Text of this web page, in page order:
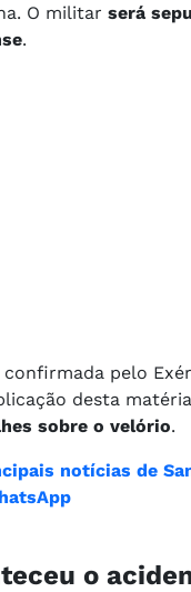
O militar será
.
pelo
desta
sobre o velório.
notícias de
o